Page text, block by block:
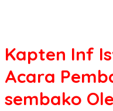
Kapten Inf
Acara
sembako